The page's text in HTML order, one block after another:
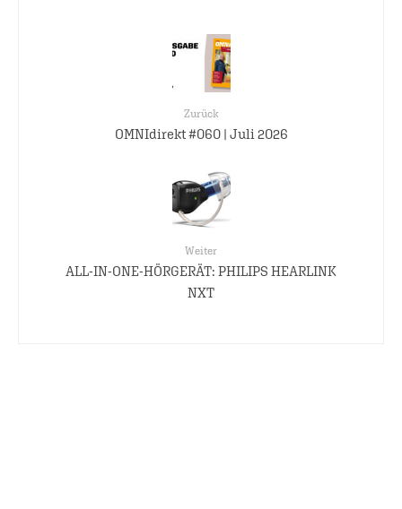
Zurück
OMNIdirekt #060 | Juli 2026
Weiter
ALL-IN-ONE-HÖRGERÄT: PHILIPS HEARLINK
NXT